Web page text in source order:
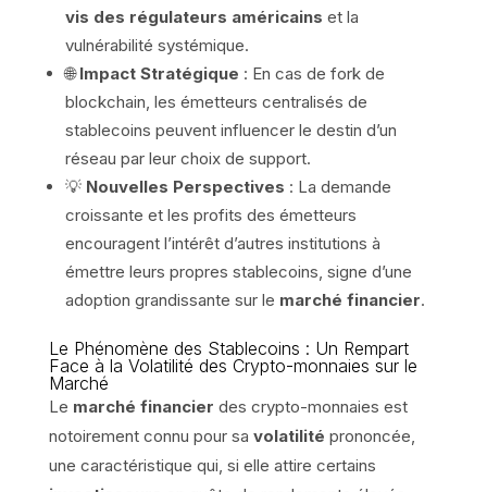
vis des régulateurs américains et la
vulnérabilité systémique.
🌐Impact Stratégique : En cas de fork de
blockchain, les émetteurs centralisés de
stablecoins peuvent influencer le destin d’un
réseau par leur choix de support.
💡 Nouvelles Perspectives : La demande
croissante et les profits des émetteurs
encouragent l’intérêt d’autres institutions à
émettre leurs propres stablecoins, signe d’une
adoption grandissante sur le marché financier.
Le Phénomène des Stablecoins : Un Rempart
Face à la Volatilité des Crypto-monnaies sur le
Marché
Le marché financier des crypto-monnaies est
notoirement connu pour sa volatilité prononcée,
une caractéristique qui, si elle attire certains